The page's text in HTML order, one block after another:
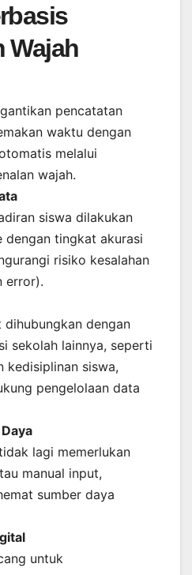
Wajah
pencatatan
waktu dengan
melalui
wajah.
siswa dilakukan
dengan tingkat akurasi
risiko kesalahan
error).
dihubungkan dengan
sekolah lainnya, seperti
kedisiplinan siswa,
pengelolaan data
lagi memerlukan
manual input,
sumber daya
untuk